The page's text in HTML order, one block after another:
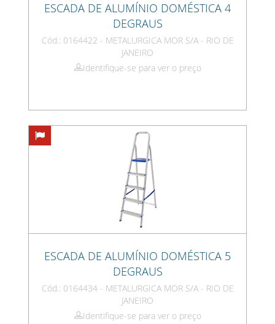
ESCADA DE ALUMÍNIO DOMÉSTICA 4
DEGRAUS
Cód.: 0164422 - METALURGICA MOR S/A - RIO DE
JANEIRO
Identifique-se para ver o preço
ESCADA DE ALUMÍNIO DOMÉSTICA 5
DEGRAUS
Cód.: 0164434 - METALURGICA MOR S/A - RIO DE
JANEIRO
Identifique-se para ver o preço